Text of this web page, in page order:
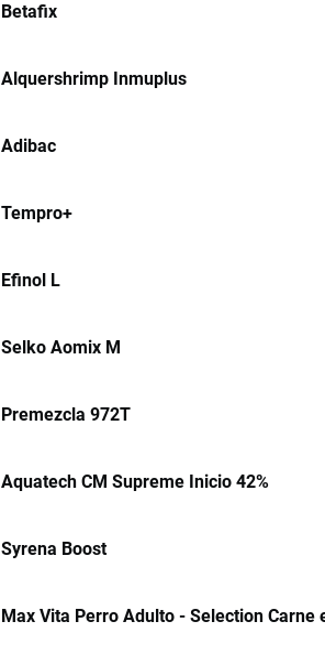
Betafix
Alquershrimp Inmuplus
Adibac
Tempro+
Efinol L
Selko Aomix M
Premezcla 972T
Aquatech CM Supreme Inicio 42%
Syrena Boost
Max Vita Perro Adulto - Selection Carne